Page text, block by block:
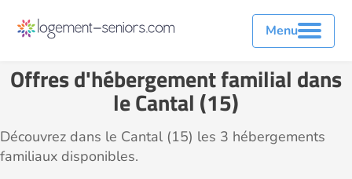
Menu
Offres d'hébergement familial dans
le Cantal (15)
Découvrez dans le Cantal (15) les 3 hébergements
familiaux disponibles.